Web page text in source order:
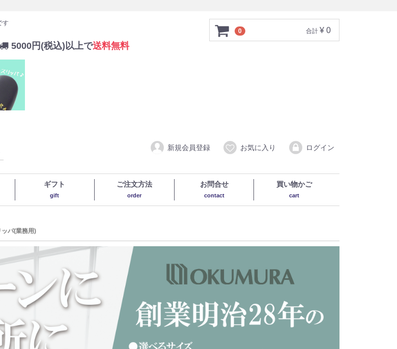
す
5000円(税込)以上で送料無料
0 合計 ¥ 0
新規会員登録 お気に入り ログイン
ギフト
gift
ご注文方法
order
お問合せ
contact
買い物かご
cart
パ(業務用)